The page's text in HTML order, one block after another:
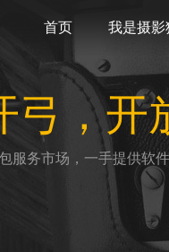
首页 我是摄影
弓，开
服务市场，一手提供软